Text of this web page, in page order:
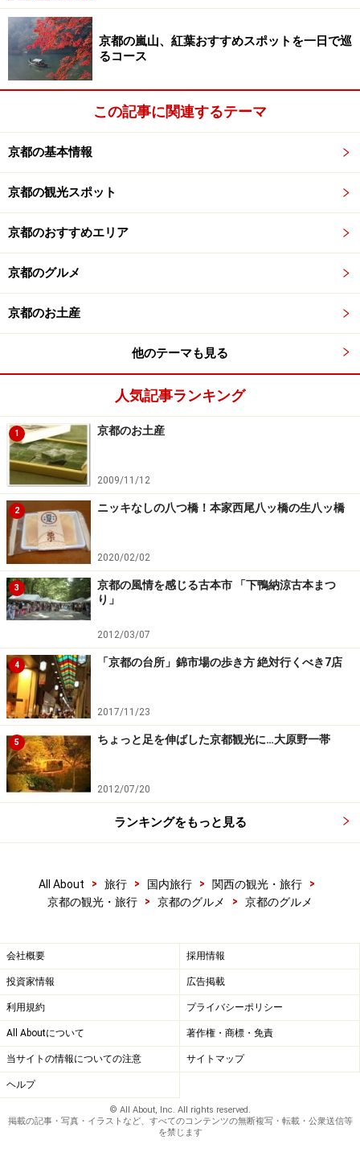
TEL：075-221-4742
営業時間：11:30～21:00
定休日：木曜日
おばんざいとは京都で日常的に食べるお惣菜のことで
す。京都は内陸地であるため、昔は新鮮な食材がいつも
べるための調理法や、調味料が発達したというわけで
す。野菜や魚などの素材をシンプルに煮たり焼いたりし
た素朴な料理が多いですが、素朴な料理だからこそ、腕
前の違いが浮き彫りになります。
ごしらえの手間など、一口食べれば「明らかに真似ので
きないプロの家庭料理」を知ることになるでしょう。価
格も手ごろでおすすめです。祇園にある「おくむら」
は、地元人も通うおばんざいの店で、リーズナブルに季
節の味を楽しむことができます。昼は行列していること
が多いです。
■四季の味 おくむら
わかりやすい立地も安心できるポイント。昼のランチも
お得です。
住所：京京都市東山区西之門町563
TEL：075-541-2360
営業時間：11:00～14:30（14:00 LO）、17:00～
21:00（20:00 LO）
定休日：月曜日
※記事内容は執筆時点のものです。最新の内容をご確認くださ
い。
1/4 次のページへ
京都の嵐山、紅葉おすすめスポットを一日で巡
るコース
この記事に関連するテーマ
京都の基本情報
京都の観光スポット
京都のおすすめエリア
京都のグルメ
京都のお土産
他のテーマも見る
人気記事ランキング
1 京都のお土産
2009/11/12
2 ニッキなしの八つ橋！本家西尾八ッ橋の生八ッ橋
2020/02/02
3
京都の風情を感じる古本市 「下鴨納涼古本まつ
り」
2012/03/07
4 「京都の台所」錦市場の歩き方 絶対行くべき7店
2017/11/23
5 ちょっと足を伸ばした京都観光に…大原野一帯
2012/07/20
ランキングをもっと見る
All About > 旅行 > 国内旅行 > 関西の観光・旅行
>
京都の観光・旅行
> 京都のグルメ > 京都のグルメ
会社概要 採用情報
投資家情報 広告掲載
利用規約 プライバシーポリシー
All Aboutについて 著作権・商標・免責
当サイトの情報についての注意 サイトマップ
ヘルプ
© All About, Inc. All rights reserved.
掲載の記事・写真・イラストなど、すべてのコンテンツの無断複写・転載・公衆送信等
を禁じます